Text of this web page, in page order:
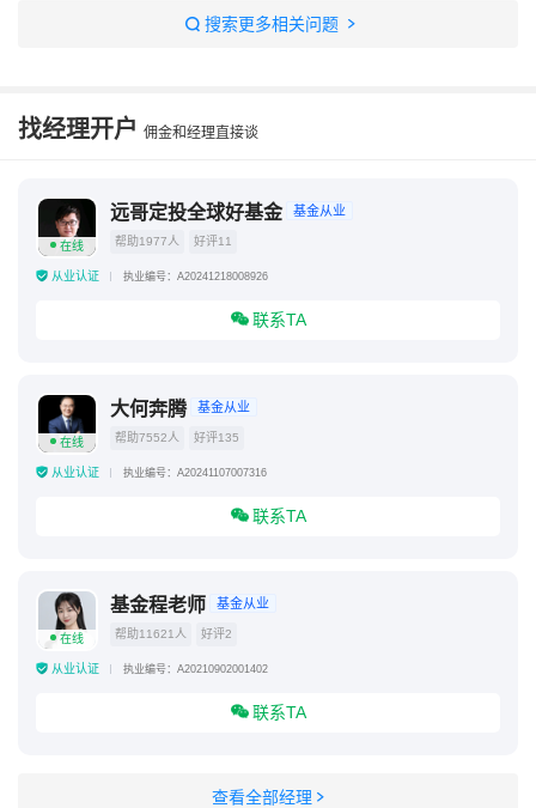
理财通和支付宝基金哪个好
搜索更多相关问题
找经理开户 佣金和经理直接谈
在线
远哥定投全球好基金 基金从业
帮助1977人 好评11
从业认证 执业编号：A20241218008926
联系TA
在线
大何奔腾 基金从业
帮助7552人 好评135
从业认证 执业编号：A20241107007316
联系TA
在线
基金程老师 基金从业
帮助11621人 好评2
从业认证 执业编号：A20210902001402
联系TA
查看全部经理